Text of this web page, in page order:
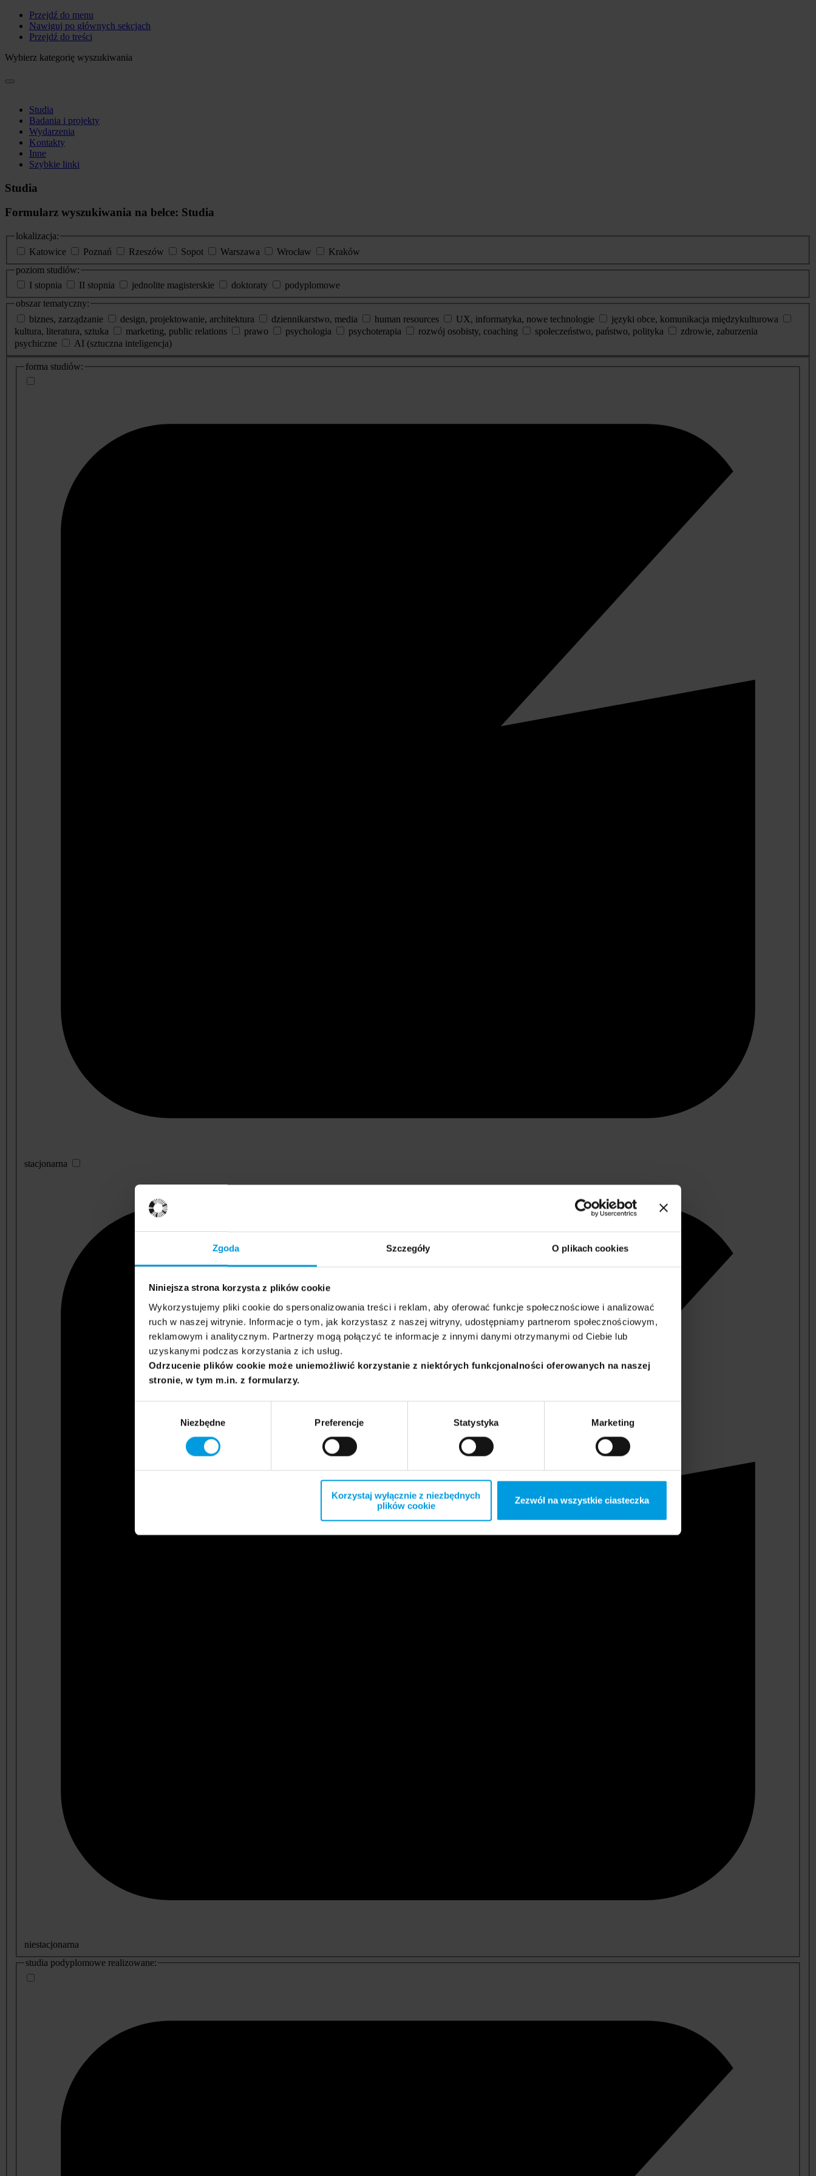
Zgoda Szczegóły O plikach cookies
Niniejsza strona korzysta z plików cookie
Wykorzystujemy pliki cookie do spersonalizowania treści i reklam, aby oferować funkcje społecznościowe i analizować
ruch w naszej witrynie. Informacje o tym, jak korzystasz z naszej witryny, udostępniamy partnerom społecznościowym,
reklamowym i analitycznym. Partnerzy mogą połączyć te informacje z innymi danymi otrzymanymi od Ciebie lub
uzyskanymi podczas korzystania z ich usług.
Odrzucenie plików cookie może uniemożliwić korzystanie z niektórych funkcjonalności oferowanych na naszej
stronie, w tym m.in. z formularzy.
Niezbędne Preferencje Statystyka Marketing
Korzystaj wyłącznie z niezbędnych
plików cookie
Zezwól na wszystkie ciasteczka
Przejdź do menu
Nawiguj po głównych sekcjach
Przejdź do treści
Wybierz kategorię wyszukiwania
Studia
Badania i projekty
Wydarzenia
Kontakty
Inne
Szybkie linki
Studia
Formularz wyszukiwania na belce: Studia
lokalizacja:
Katowice
Poznań Rzeszów Sopot Warszawa Wrocław
Kraków
poziom studiów:
I stopnia
II stopnia jednolite magisterskie doktoraty
podyplomowe
obszar tematyczny:
biznes, zarządzanie
design, projektowanie, architektura dziennikarstwo, media human resources UX, informatyka, nowe technologie
języki obce, komunikacja międzykulturowa
kultura, literatura, sztuka
marketing, public relations prawo psychologia psychoterapia rozwój osobisty, coaching społeczeństwo, państwo, polityka
zdrowie, zaburzenia
psychiczne
AI (sztuczna inteligencja)
dodatkowe
informacje
forma studiów:
stacjonarna
niestacjonarna
studia podyplomowe realizowane: